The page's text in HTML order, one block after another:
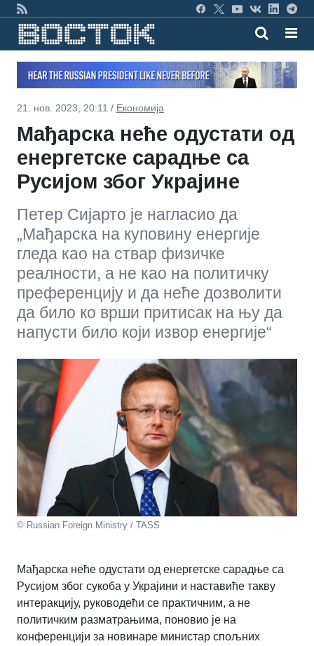
21. нов. 2023, 20:11 / Економија
Мађарска неће одустати од
енергетске сарадње са
Русијом због Украјине
Петер Сијарто је нагласио да
„Мађарска на куповину енергије
гледа као на ствар физичке
реалности, а не као на политичку
преференцију и да неће дозволити
да било ко врши притисак на њу да
напусти било који извор енергије“
© Russian Foreign Ministry / TASS
Мађарска неће одустати од енергетске сарадње са
Русијом због сукоба у Украјини и наставиће такву
интеракцију, руководећи се практичним, а не
политичким разматрањима, поновио је на
конференцији за новинаре министар спољних